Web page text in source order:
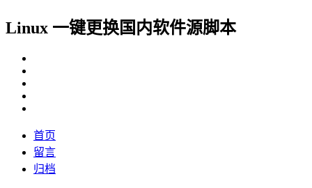
Linux 一键更换国内软件源脚本
首页
留言
归档